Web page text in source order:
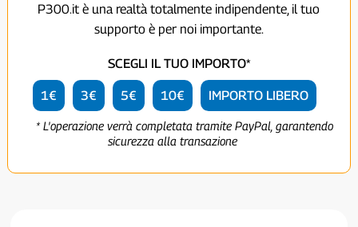
P300.it è una realtà totalmente indipendente, il tuo
supporto è per noi importante.
SCEGLI IL TUO IMPORTO*
1€ 3€ 5€ 10€ IMPORTO LIBERO
* L'operazione verrà completata tramite PayPal, garantendo
sicurezza alla transazione